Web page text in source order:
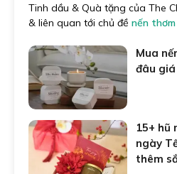
Tinh dầu & Quà tặng của The
& liên quan tới chủ đề nến thơm
Mua
đâu
15+ hũ
ngày
thêm